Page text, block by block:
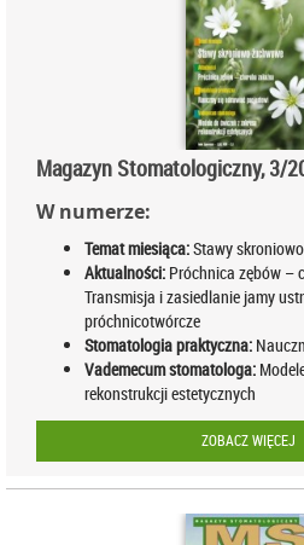
Magazyn Stomatologiczny, 3/
W numerze:
Temat miesiąca:Stawy
Aktualności: Próchnica zębów –
Transmisja i zasiedlanie jamy
próchnicotwórcze
Stomatologia praktyczna:
Vademecum stomatologa:
rekonstrukcji estetycznych
ZOBACZ WIĘCEJ